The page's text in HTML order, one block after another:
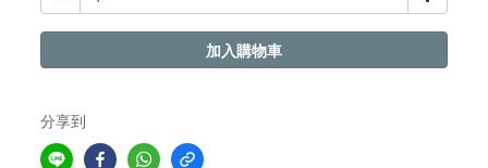
加入購物車
分享到